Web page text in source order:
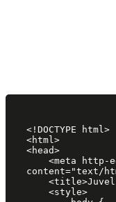
<!DOCTYPE html>
<html>
<head>
content="text/